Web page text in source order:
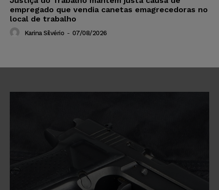
empregado que vendia canetas emagrecedoras no
local de trabalho
Karina Silvério - 07/08/2026